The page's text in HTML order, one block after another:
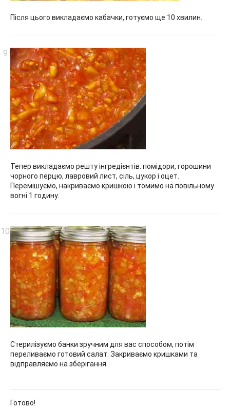
Після цього викладаємо кабачки, готуємо ще 10 хвилин.
Тепер викладаємо решту інгредієнтів: помідори, горошини
чорного перцю, лавровий лист, сіль, цукор і оцет.
Перемішуємо, накриваємо кришкою і томимо на повільному
вогні 1 годину.
Стерилізуємо банки зручним для вас способом, потім
переливаємо готовий салат. Закриваємо кришками та
відправляємо на зберігання.
Готово!